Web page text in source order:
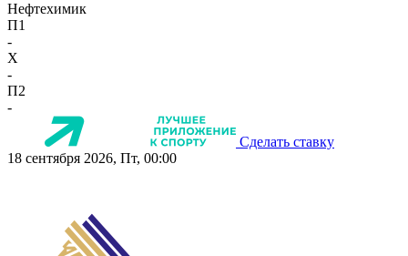
Нефтехимик
П1
-
X
-
П2
-
Сделать ставку
18 сентября 2026, Пт, 00:00